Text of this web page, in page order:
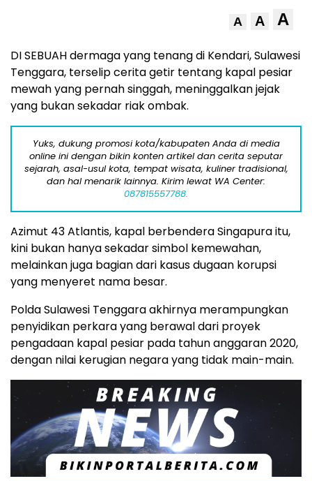
A A A
DI SEBUAH dermaga yang tenang di Kendari, Sulawesi
Tenggara, terselip cerita getir tentang kapal pesiar
mewah yang pernah singgah, meninggalkan jejak
yang bukan sekadar riak ombak.
Yuks, dukung promosi kota/kabupaten Anda di media
online ini dengan bikin konten artikel dan cerita seputar
sejarah, asal-usul kota, tempat wisata, kuliner tradisional,
dan hal menarik lainnya. Kirim lewat WA Center:
087815557788.
Azimut 43 Atlantis, kapal berbendera Singapura itu,
kini bukan hanya sekadar simbol kemewahan,
melainkan juga bagian dari kasus dugaan korupsi
yang menyeret nama besar.
Polda Sulawesi Tenggara akhirnya merampungkan
penyidikan perkara yang berawal dari proyek
pengadaan kapal pesiar pada tahun anggaran 2020,
dengan nilai kerugian negara yang tidak main-main.